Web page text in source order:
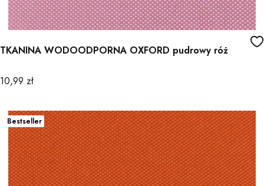
TKANINA WODOODPORNA OXFORD pudrowy róż
Cena
10,99 zł
Bestseller